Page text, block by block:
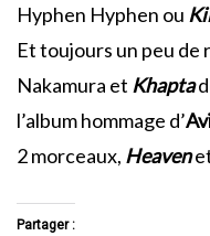
Hyphen Hyphen ou
Et toujours un peu de
Nakamura et Khapta
l’album hommage d’
2 morceaux, Heaven
Partager :